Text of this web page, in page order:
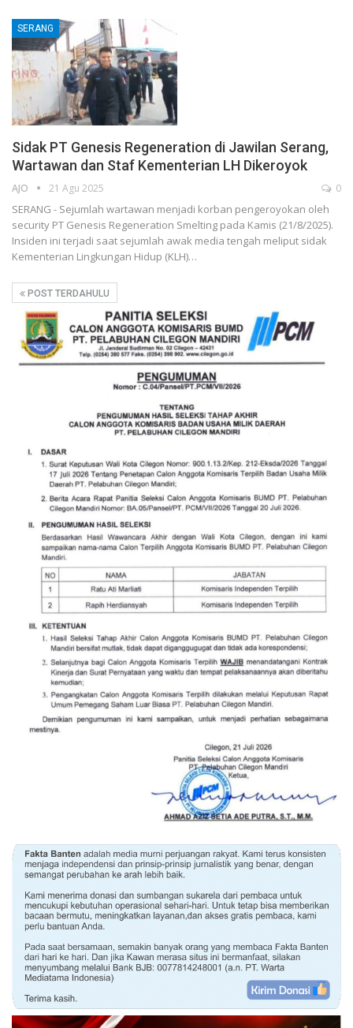
SERANG
Sidak PT Genesis Regeneration di Jawilan Serang,
Wartawan dan Staf Kementerian LH Dikeroyok
AJO 21 Agu 2025 0
SERANG - Sejumlah wartawan menjadi korban pengeroyokan oleh
security PT Genesis Regeneration Smelting pada Kamis (21/8/2025).
Insiden ini terjadi saat sejumlah awak media tengah meliput sidak
Kementerian Lingkungan Hidup (KLH)…
POST TERDAHULU